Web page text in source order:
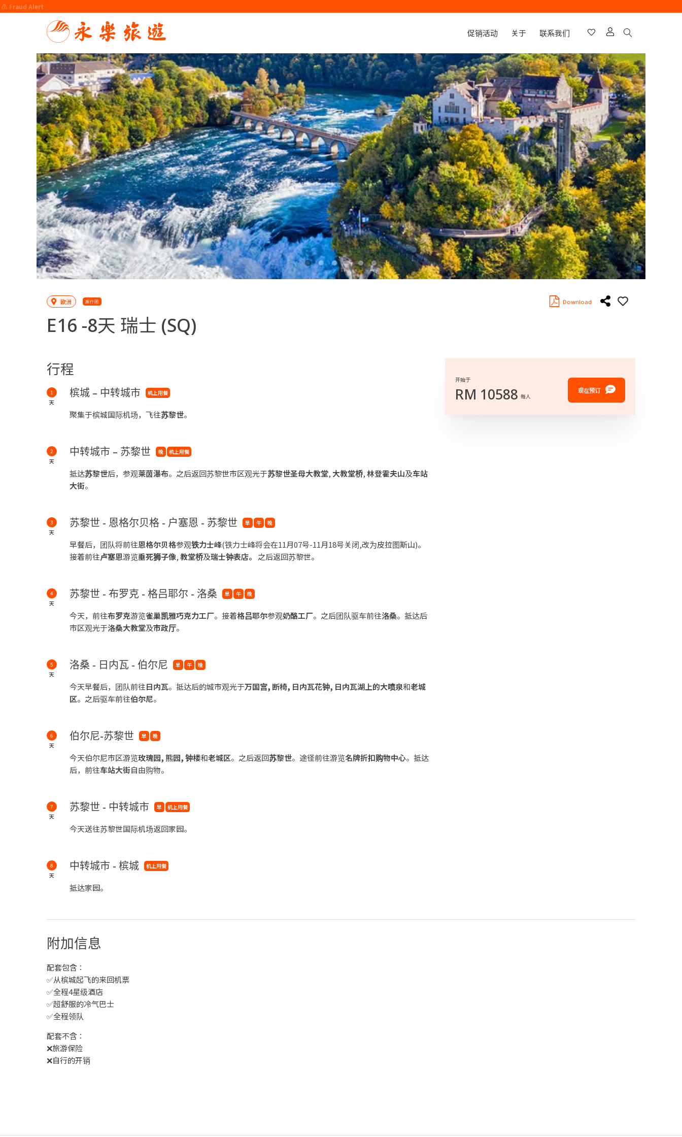
⚠️ Fraud Alert
促销活动 关于 联系我们
欧洲 旅行团 Download
E16 -8天 瑞士 (SQ)
行程
1
天
槟城 – 中转城市 机上用餐
聚集于槟城国际机场，飞往苏黎世。
2
天
中转城市 – 苏黎世 晚 机上用餐
抵达苏黎世后，参观莱茵瀑布。之后返回苏黎世市区观光于苏黎世圣母大教堂,大教堂桥,林登霍夫山及车站
大街。
3
天
苏黎世 - 恩格尔贝格 - 户塞恩 - 苏黎世 早 午 晚
早餐后，团队将前往恩格尔贝格参观铁力士峰(铁力士峰将会在11月07号-11月18号关闭,改为皮拉图斯山)。
接着前往卢塞恩游览垂死狮子像,教堂桥及瑞士钟表店。 之后返回苏黎世。
4
天
苏黎世 - 布罗克 - 格吕耶尔 - 洛桑 早 午 晚
今天，前往布罗克游览雀巢凯雅巧克力工厂。接着格吕耶尔参观奶酪工厂。之后团队驱车前往洛桑。抵达后
市区观光于洛桑大教堂及市政厅。
5
天
洛桑 - 日内瓦 - 伯尔尼 早 午 晚
今天早餐后，团队前往日内瓦。抵达后的城市观光于万国宫, 断椅, 日内瓦花钟, 日内瓦湖上的大喷泉和老城
区。之后驱车前往伯尔尼。
6
天
伯尔尼-苏黎世 早 晚
今天伯尔尼市区游览玫瑰园,熊园,钟楼和老城区。之后返回苏黎世。途径前往游览名牌折扣购物中心。抵达
后，前往车站大街自由购物。
7
天
苏黎世 - 中转城市 早 机上用餐
今天送往苏黎世国际机场返回家园。
8
天
中转城市 - 槟城 机上用餐
抵达家园。
开始于
RM 10588 每人
现在预订
附加信息
配套包含：
✅从槟城起飞的来回机票
✅全程4星级酒店
✅超舒服的冷气巴士
✅全程领队
配套不含：
❌旅游保险
❌自行的开销